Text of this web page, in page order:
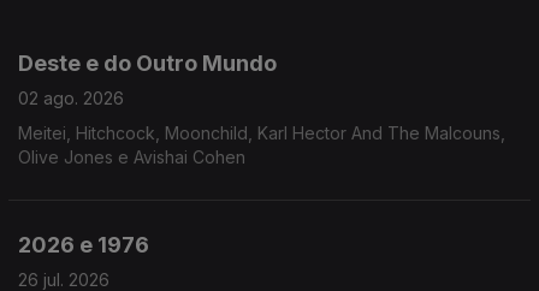
Deste e do Outro Mundo
02 ago. 2026
Meitei, Hitchcock, Moonchild, Karl Hector And The Malcouns,
Olive Jones e Avishai Cohen
2026 e 1976
26 jul. 2026